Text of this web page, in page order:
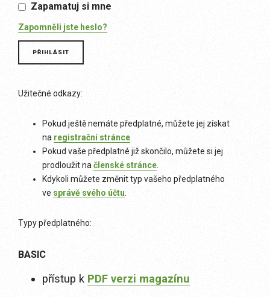
Zapamatuj si mne
Zapomněli jste heslo?
Užitečné odkazy:
Pokud ještě nemáte předplatné, můžete jej získat
na registrační stránce
Pokud vaše předplatné již skončilo, můžete si jej
prodloužit na členské stránce
Kdykoli můžete změnit typ vašeho předplatného
ve správě svého účtu
Typy předplatného:
BASIC
přístup k PDF verzi magazínu